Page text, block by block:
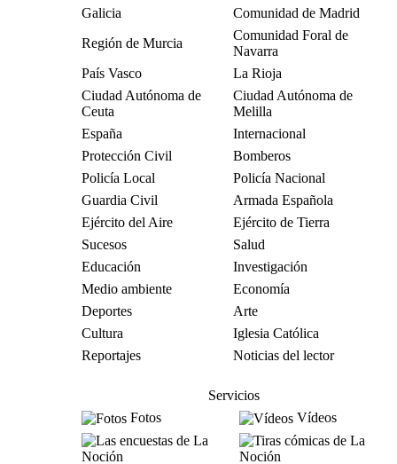
Galicia
Comunidad de Madrid
Región de Murcia
Comunidad Foral de
Navarra
País Vasco
La Rioja
Ciudad Autónoma de
Ceuta
Ciudad Autónoma de
Melilla
España
Internacional
Protección Civil
Bomberos
Policía Local
Policía Nacional
Guardia Civil
Armada Española
Ejército del Aire
Ejército de Tierra
Sucesos
Salud
Educación
Investigación
Medio ambiente
Economía
Deportes
Arte
Cultura
Iglesia Católica
Reportajes
Noticias del lector
Servicios
Fotos
Vídeos